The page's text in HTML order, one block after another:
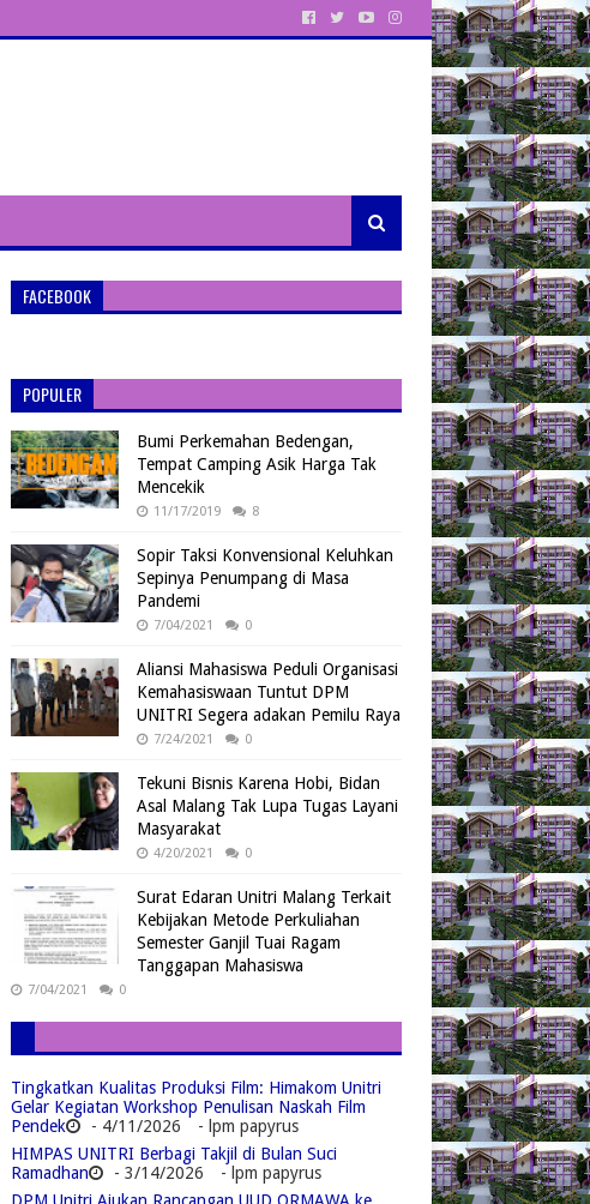
FACEBOOK
POPULER
Bumi Perkemahan Bedengan,
Tempat Camping Asik Harga Tak
Mencekik
11/17/2019 8
Sopir Taksi Konvensional Keluhkan
Sepinya Penumpang di Masa
Pandemi
7/04/2021 0
Aliansi Mahasiswa Peduli Organisasi
Kemahasiswaan Tuntut DPM
UNITRI Segera adakan Pemilu Raya
7/24/2021 0
Tekuni Bisnis Karena Hobi, Bidan
Asal Malang Tak Lupa Tugas Layani
Masyarakat
4/20/2021 0
Surat Edaran Unitri Malang Terkait
Kebijakan Metode Perkuliahan
Semester Ganjil Tuai Ragam
Tanggapan Mahasiswa
7/04/2021 0
Tingkatkan Kualitas Produksi Film: Himakom Unitri
Gelar Kegiatan Workshop Penulisan Naskah Film
Pendek
- 4/11/2026
- lpm papyrus
HIMPAS UNITRI Berbagi Takjil di Bulan Suci
Ramadhan
- 3/14/2026
- lpm papyrus
DPM Unitri Ajukan Rancangan UUD ORMAWA ke